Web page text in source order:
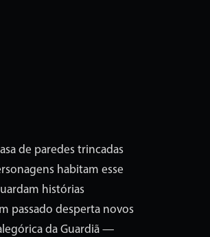
de paredes trincadas
habitam esse
histórias
passado desperta novos
da Guardiã —